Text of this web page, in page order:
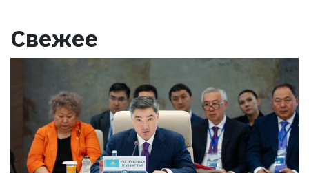
Свежее